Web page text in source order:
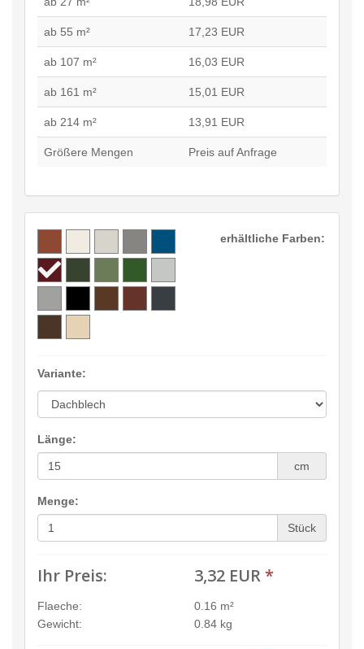
ab 55 m² 17,23 EUR
ab 107 m² 16,03 EUR
ab 161 m² 15,01 EUR
ab 214 m² 13,91 EUR
Größere Mengen Preis auf Anfrage
erhältliche Farben:
Variante:
Länge:
cm
Menge:
Stück
Ihr Preis: 3,32 EUR*
Flaeche:
0.16 m²
Gewicht:
0.84 kg